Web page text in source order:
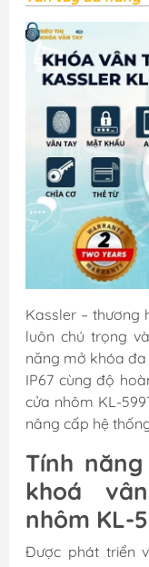
Kassler – thương
luôn chú trọng
năng mở khóa đa
IP67 cùng độ
cửa nhôm KL-
nâng cấp hệ
Tính
khoá
nhôm KL-
Được phát triển